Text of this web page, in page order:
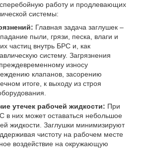
работу и продлевающих
системы:
Главная задача заглушек –
пыли, грязи, песка, влаги и
частиц внутрь БРС и, как
систему. Загрязнения
износу
клапанов, засорению
итоге, к выходу из строя
утечек рабочей жидкости: При
в них может оставаться небольшое
жидкости. Заглушки минимизируют
чистоту на рабочем месте
воздействие на окружающую